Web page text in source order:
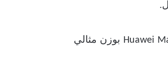
هواوي ميت 20 برو Huawei Mate 20 Pro بوزن مثالي